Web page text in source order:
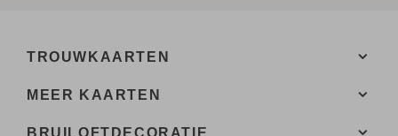
TROUWKAARTEN
MEER KAARTEN
BRUILOFTDECORATIE